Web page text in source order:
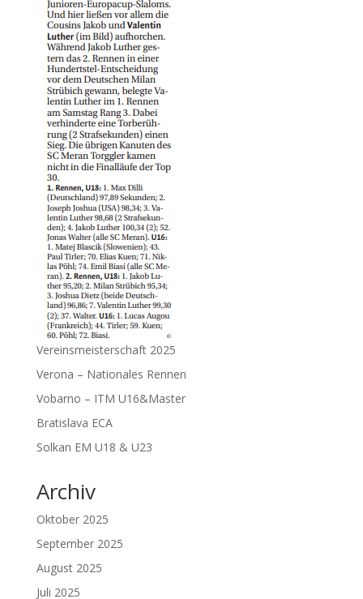
Vereinsmeisterschaft 2025
Verona – Nationales Rennen
Vobarno – ITM U16&Master
Bratislava ECA
Solkan EM U18 & U23
Archiv
Oktober 2025
September 2025
August 2025
Juli 2025